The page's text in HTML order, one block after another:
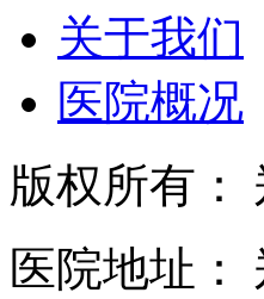
关于我们
医院概况
版权所有：
医院地址：